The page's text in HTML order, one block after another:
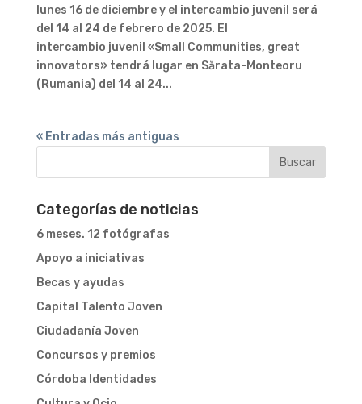
lunes 16 de diciembre y el intercambio juvenil será
del 14 al 24 de febrero de 2025. El
intercambio juvenil «Small Communities, great
innovators» tendrá lugar en Sărata-Monteoru
(Rumania) del 14 al 24...
« Entradas más antiguas
Categorías de noticias
6 meses. 12 fotógrafas
Apoyo a iniciativas
Becas y ayudas
Capital Talento Joven
Ciudadanía Joven
Concursos y premios
Córdoba Identidades